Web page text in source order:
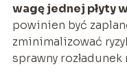
wagę jednej płyty
powinien być
zminimalizować
sprawny